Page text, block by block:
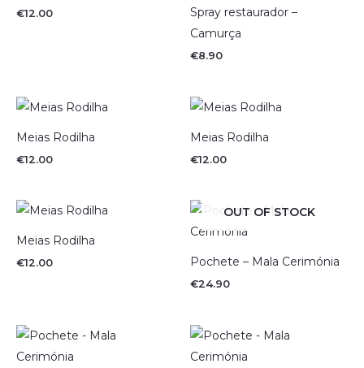
€12.00
Spray restaurador –
Camurça
€8.90
Meias Rodilha
€12.00
Meias Rodilha
€12.00
Meias Rodilha
€12.00
OUT OF STOCK
Pochete – Mala Cerimónia
€24.90